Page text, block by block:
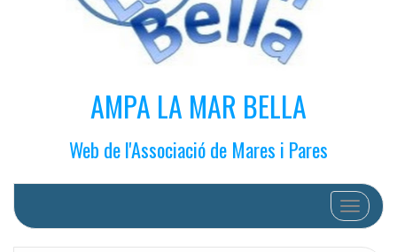
AMPA LA MAR BELLA
Web de l'Associació de Mares i Pares
Cambiar